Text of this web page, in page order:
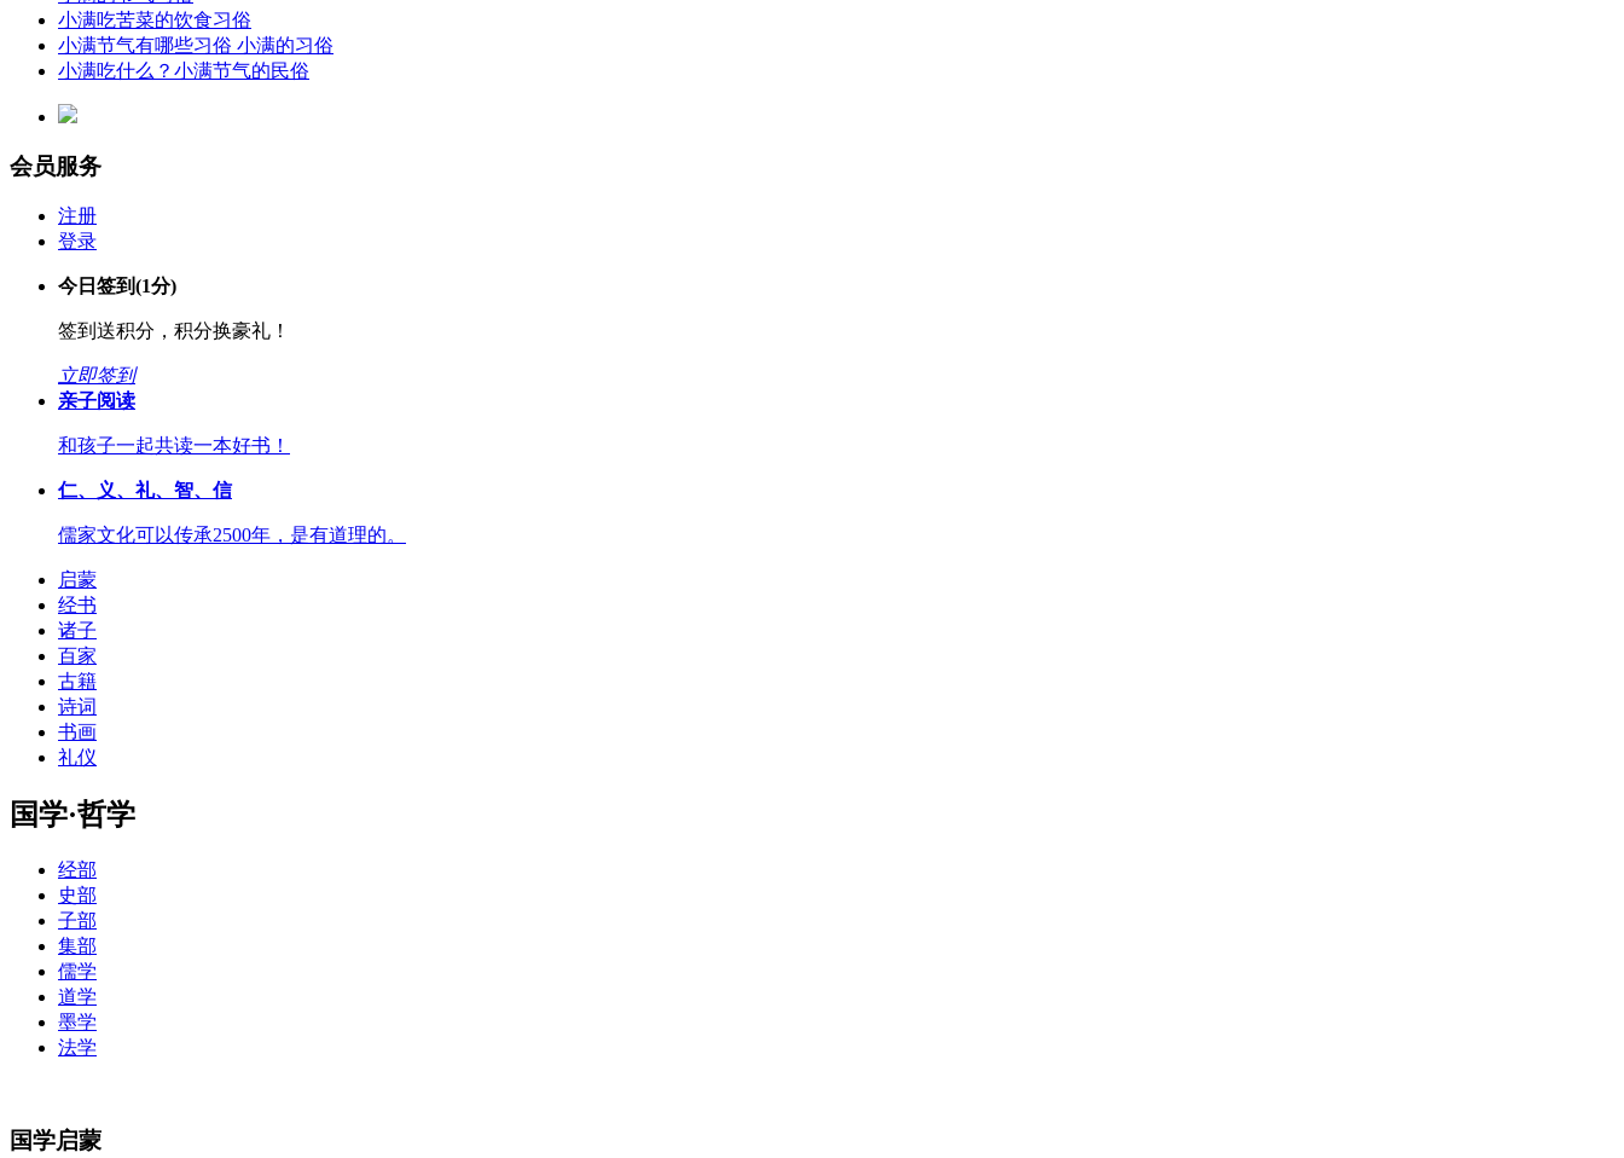
小满吃苦菜的饮食习俗
小满节气有哪些习俗 小满的习俗
小满吃什么？小满节气的民俗
会员服务
注册
登录
今日签到(1分)
签到送积分，积分换豪礼！
立即签到
亲子阅读
和孩子一起共读一本好书！
仁、义、礼、智、信
儒家文化可以传承2500年，是有道理的。
启蒙
经书
诸子
百家
古籍
诗词
书画
礼仪
国学·哲学
经部
史部
子部
集部
儒学
道学
墨学
法学
国学启蒙